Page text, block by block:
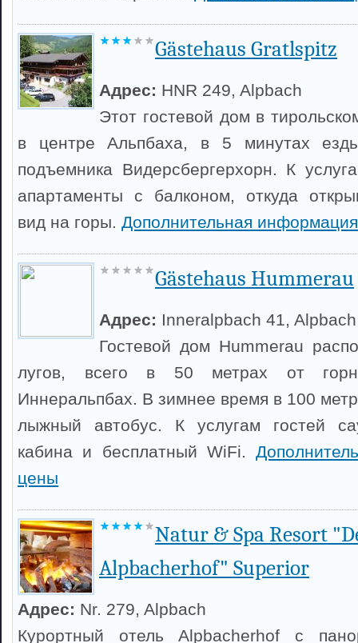
Gästehaus Gratlspitz
Адрес: HNR 249, Alpbach
Этот гостевой дом в
в центре Альпбаха, в 5 минутах
подъемника Видерсбергерхорн. К
апартаменты с балконом, откуда
вид на горы. Дополнительная
Gästehaus Hummerau
Адрес: Inneralpbach 41, Alpbach
Гостевой дом Hummerau
лугов, всего в 50 метрах от
Иннеральпбах. В зимнее время в 100
лыжный автобус. К услугам гостей
кабина и бесплатный WiFi.
цены
Natur & Spa Resort
Alpbacherhof" Superior
Адрес: Nr. 279, Alpbach
Курортный отель Alpbacherhof с